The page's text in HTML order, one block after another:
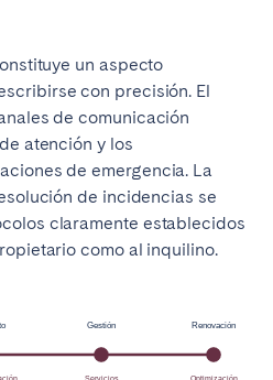
un aspecto
con precisión. El
de comunicación
atención y los
de emergencia. La
de incidencias se
claramente establecidos
como al inquilino.